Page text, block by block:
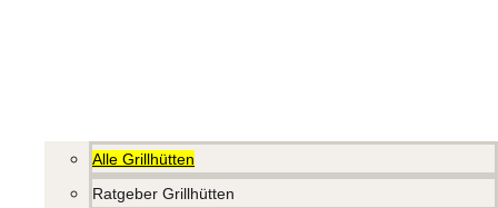
Alle Grillhütten
Ratgeber Grillhütten